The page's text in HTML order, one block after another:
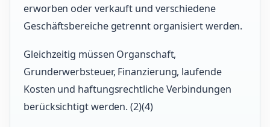
erworben oder verkauft und verschiedene
Geschäftsbereiche getrennt organisiert werden.
Gleichzeitig müssen Organschaft,
Grunderwerbsteuer, Finanzierung, laufende
Kosten und haftungsrechtliche Verbindungen
berücksichtigt werden. (2)(4)